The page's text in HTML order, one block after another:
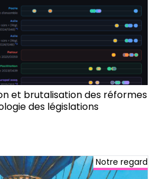
et brutalisation des réformes
des législations
Notre regard